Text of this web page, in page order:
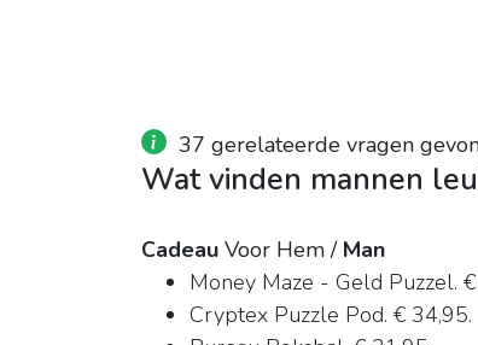
37 gerelateerde vragen
Wat vinden mannen
Cadeau Voor Hem / Man
Money Maze - Geld Puzzel.
Cryptex Puzzle Pod. € 34,95.